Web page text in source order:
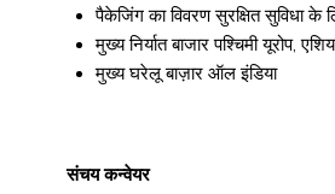
पैकेजिंग का विवरण सुरक्षित सुविधा के
मुख्य निर्यात बाजार पश्चिमी यूरोप,
मुख्य घरेलू बाज़ार ऑल इंडिया
संचय कन्वेयर